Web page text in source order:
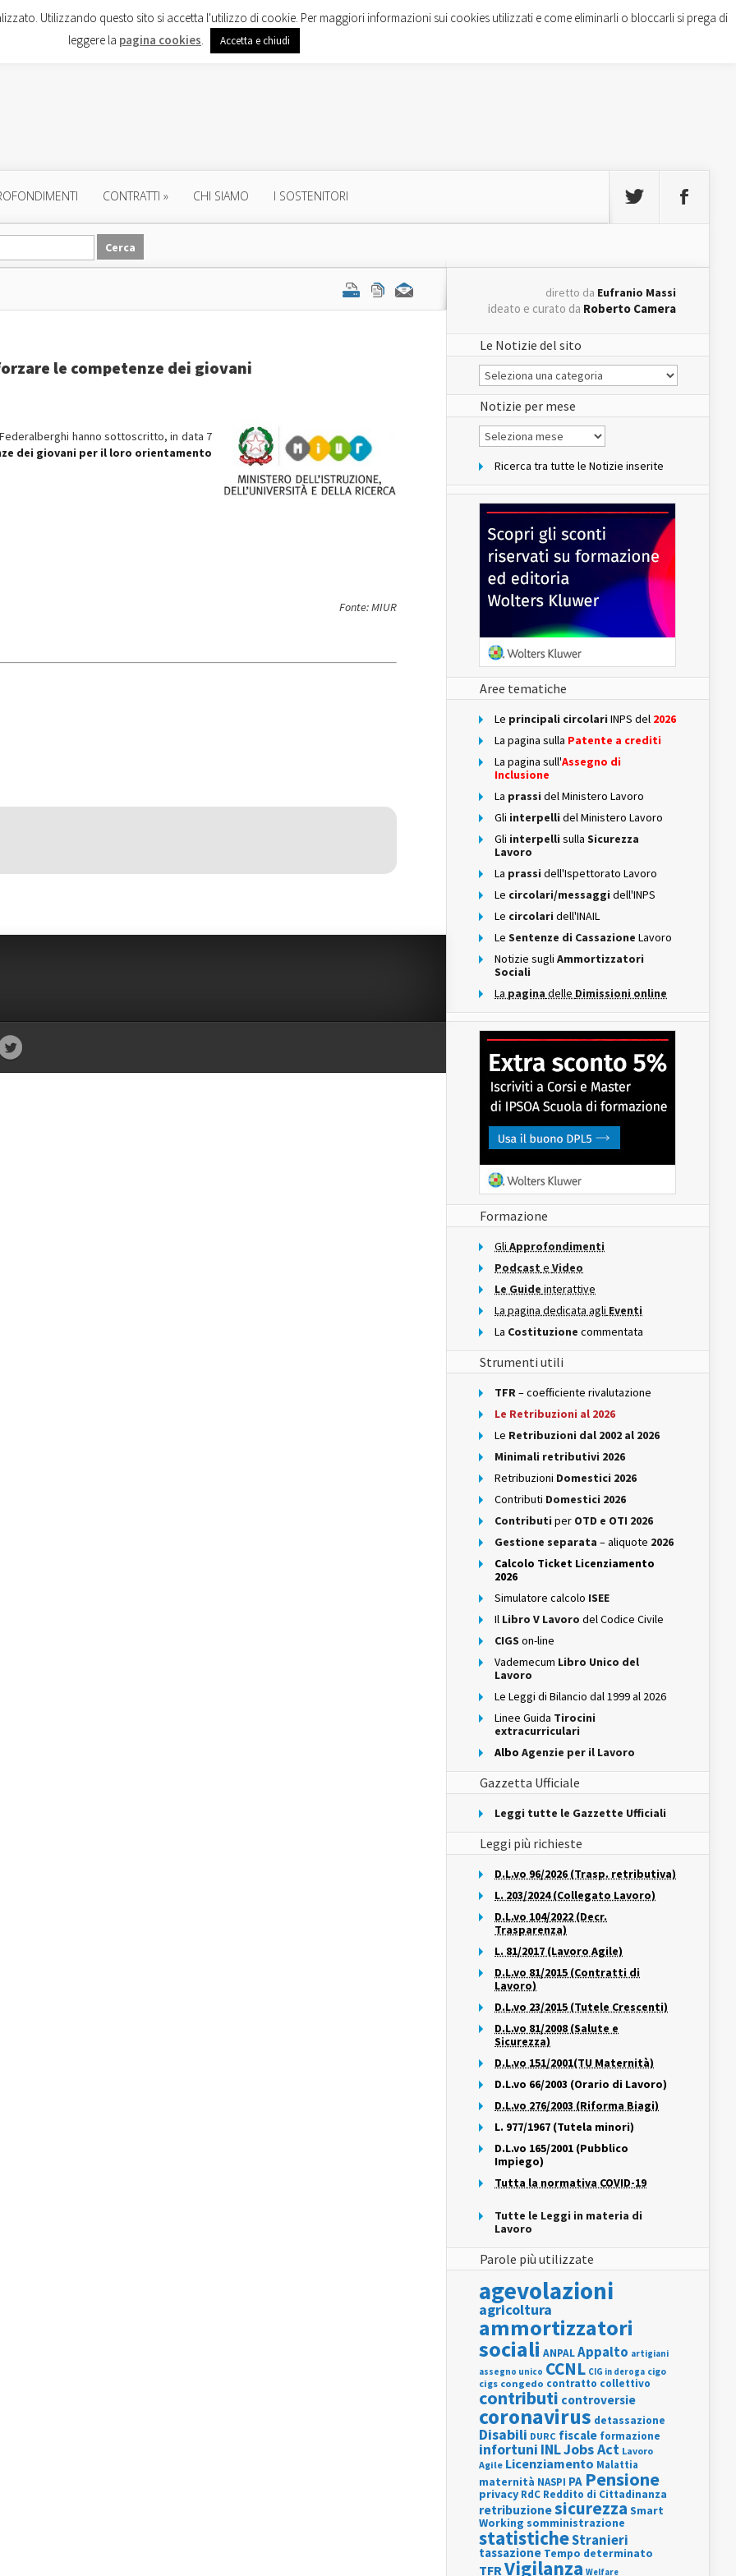
CONTRATTI » CHI SIAMO I SOSTENITORI
le competenze dei giovani
hanno sottoscritto, in data 7
dei giovani per il loro orientamento
Fonte: MIUR
diretto da Eufranio Massi
ideato e curato da Roberto Camera
Le Notizie del sito
Le
Notizie
del
sito
Notizie per mese
Notizie
per
Ricerca tra tutte le Notizie inserite
Aree tematiche
Le principali circolari INPS del 2026
La pagina sulla Patente a crediti
La pagina sull'Assegno di
Inclusione
La prassi del Ministero Lavoro
Gli interpelli del Ministero Lavoro
Gli interpelli sulla Sicurezza
Lavoro
La prassi dell'Ispettorato Lavoro
Le circolari/messaggi dell'INPS
Le circolari dell'INAIL
Le Sentenze di Cassazione Lavoro
Notizie sugli Ammortizzatori
Sociali
La pagina delle Dimissioni online
Formazione
Gli Approfondimenti
Podcast e Video
Le Guide interattive
La pagina dedicata agli Eventi
La Costituzione commentata
Strumenti utili
TFR– coefficiente rivalutazione
Le Retribuzioni al 2026
Le Retribuzioni dal 2002 al 2026
Minimali retributivi 2026
Retribuzioni Domestici 2026
Contributi Domestici 2026
Contributi per OTD e OTI 2026
Gestione separata – aliquote 2026
Calcolo Ticket Licenziamento
2026
Simulatore calcolo ISEE
Il Libro V Lavoro del Codice Civile
CIGS on-line
Vademecum Libro Unico del
Lavoro
Le Leggi di Bilancio dal 1999 al 2026
Linee Guida Tirocini
extracurriculari
Albo Agenzie per il Lavoro
Gazzetta Ufficiale
Leggi tutte le Gazzette Ufficiali
Leggi più richieste
D.L.vo 96/2026 (Trasp. retributiva)
L. 203/2024 (Collegato Lavoro)
D.L.vo 104/2022 (Decr.
Trasparenza)
L. 81/2017 (Lavoro Agile)
D.L.vo 81/2015 (Contratti di
Lavoro)
D.L.vo 23/2015 (Tutele Crescenti)
D.L.vo 81/2008 (Salute e
Sicurezza)
D.L.vo 151/2001(TU Maternità)
D.L.vo 66/2003 (Orario di Lavoro)
D.L.vo 276/2003 (Riforma Biagi)
L. 977/1967 (Tutela minori)
D.L.vo 165/2001 (Pubblico
Impiego)
Tutta la normativa COVID-19
Tutte le Leggi in materia di
Lavoro
Parole più utilizzate
agevolazioni
agricoltura
ammortizzatori
sociali ANPALAppalto artigiani
assegno unico CCNL CIG in deroga cigo
cigs congedo contratto collettivo
contributi controversie
coronavirus detassazione
Disabili DURC fiscale formazione
infortuni INLJobs Act Lavoro
Agile Licenziamento Malattia
maternità NASPI PA Pensione
privacy RdC Reddito di Cittadinanza
retribuzionesicurezza Smart
Working somministrazione
statisticheStranieri
tassazione Tempo determinato
TFRVigilanza Welfare
Utilizzando questo sito si accetta l'utilizzo di cookie. Per maggiori informazioni sui cookies utilizzati e come eliminarli o bloccarli si prega di
leggere la pagina cookies. Accetta e chiudi